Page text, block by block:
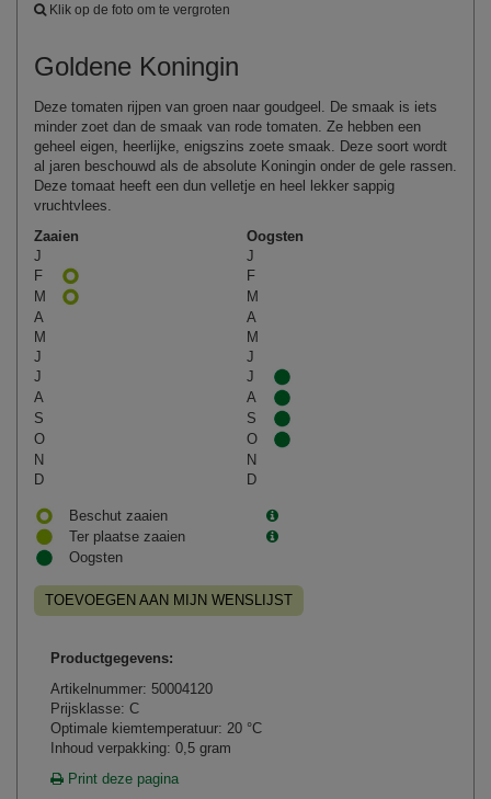
Klik op de foto om te vergroten
Goldene Koningin
Deze tomaten rijpen van groen naar goudgeel. De smaak is iets
minder zoet dan de smaak van rode tomaten. Ze hebben een
geheel eigen, heerlijke, enigszins zoete smaak. Deze soort wordt
al jaren beschouwd als de absolute Koningin onder de gele rassen.
Deze tomaat heeft een dun velletje en heel lekker sappig
vruchtvlees.
Zaaien
Oogsten
J
J
F
F
M
M
A
A
M
M
J
J
J
J
A
A
S
S
O
O
N
N
D
D
Beschut zaaien
Ter plaatse zaaien
Oogsten
TOEVOEGEN AAN MIJN WENSLIJST
Productgegevens:
Artikelnummer: 50004120
Prijsklasse: C
Optimale kiemtemperatuur: 20 °C
Inhoud verpakking: 0,5 gram
Print deze pagina